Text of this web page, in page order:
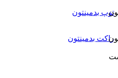
توپ بدمینتون
راکت بدمینتون